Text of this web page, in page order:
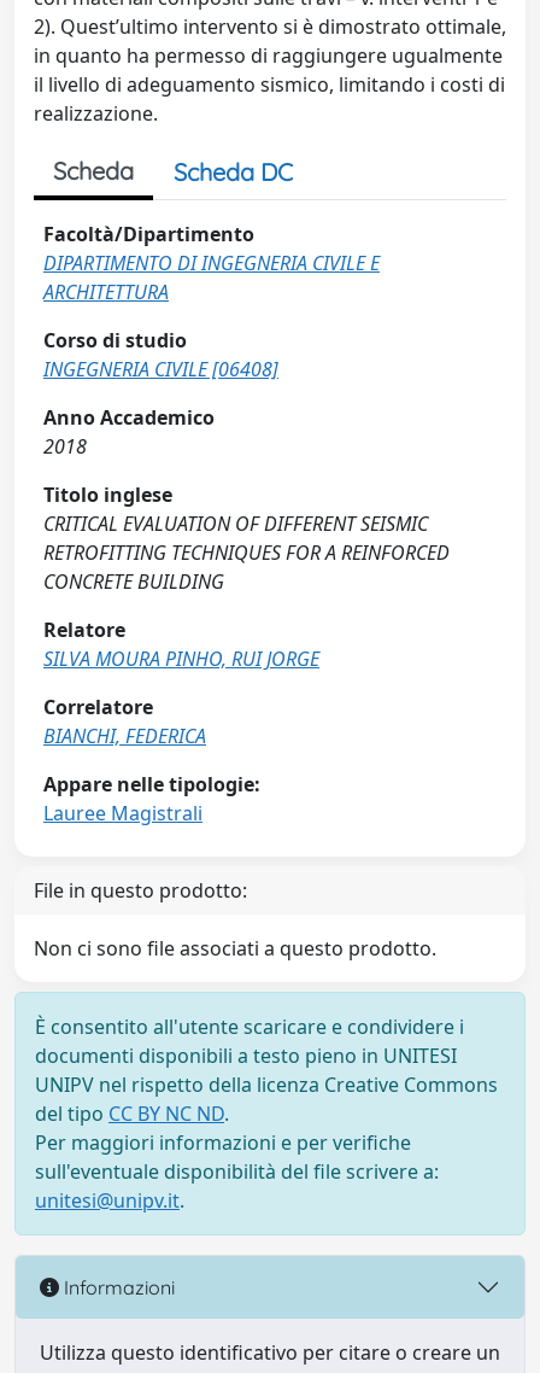
2). Quest’ultimo intervento si è dimostrato ottimale,
in quanto ha permesso di raggiungere ugualmente
il livello di adeguamento sismico, limitando i costi di
realizzazione.
Scheda Scheda DC
Facoltà/Dipartimento
DIPARTIMENTO DI INGEGNERIA CIVILE E
ARCHITETTURA
Corso di studio
INGEGNERIA CIVILE [06408]
Anno Accademico
2018
Titolo inglese
CRITICAL EVALUATION OF DIFFERENT SEISMIC
RETROFITTING TECHNIQUES FOR A REINFORCED
CONCRETE BUILDING
Relatore
SILVA MOURA PINHO, RUI JORGE
Correlatore
BIANCHI, FEDERICA
Appare nelle tipologie:
Lauree Magistrali
File in questo prodotto:
Non ci sono file associati a questo prodotto.
È consentito all'utente scaricare e condividere i
documenti disponibili a testo pieno in UNITESI
UNIPV nel rispetto della licenza Creative Commons
del tipo CC BY NC ND.
Per maggiori informazioni e per verifiche
sull'eventuale disponibilità del file scrivere a:
unitesi@unipv.it.
Informazioni
Utilizza questo identificativo per citare o creare un